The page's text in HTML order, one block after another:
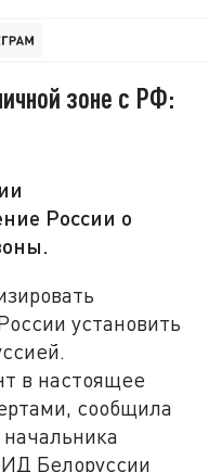
зоне с РФ:
России о
установить
в настоящее
сообщила
Белоруссии